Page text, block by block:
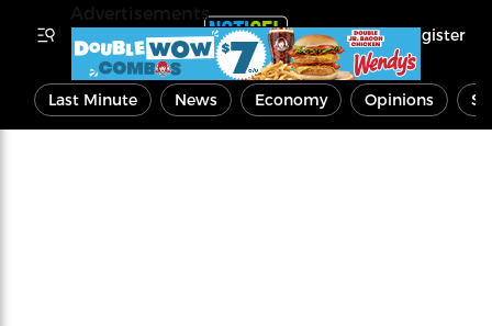
Register
Last Minute News Economy Opinions
Advertisements